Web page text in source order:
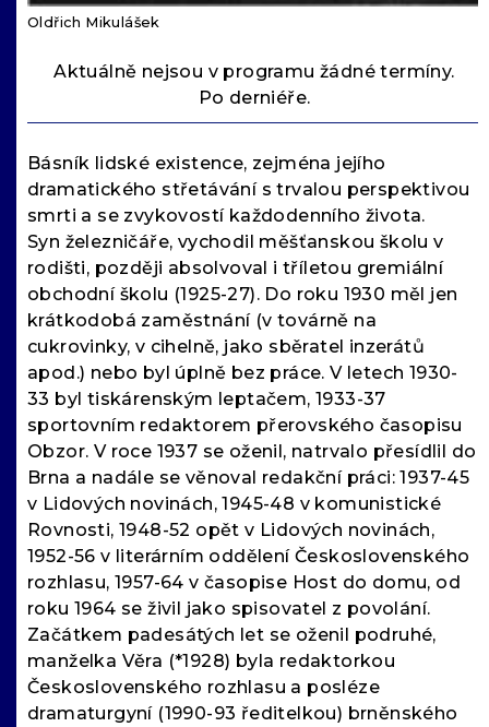
Oldřich Mikulášek
Aktuálně nejsou v programu žádné termíny.
Po derniéře.
Básník lidské existence, zejména jejího
dramatického střetávání s trvalou perspektivou
smrti a se zvykovostí každodenního života.
Syn železničáře, vychodil měšťanskou školu v
rodišti, později absolvoval i tříletou gremiální
obchodní školu (1925-27). Do roku 1930 měl jen
krátkodobá zaměstnání (v továrně na
cukrovinky, v cihelně, jako sběratel inzerátů
apod.) nebo byl úplně bez práce. V letech 1930-
33 byl tiskárenským leptačem, 1933-37
sportovním redaktorem přerovského časopisu
Obzor. V roce 1937 se oženil, natrvalo přesídlil do
Brna a nadále se věnoval redakční práci: 1937-45
v Lidových novinách, 1945-48 v komunistické
Rovnosti, 1948-52 opět v Lidových novinách,
1952-56 v literárním oddělení Československého
rozhlasu, 1957-64 v časopise Host do domu, od
roku 1964 se živil jako spisovatel z povolání.
Začátkem padesátých let se oženil podruhé,
manželka Věra (*1928) byla redaktorkou
Československého rozhlasu a posléze
dramaturgyní (1990-93 ředitelkou) brněnského